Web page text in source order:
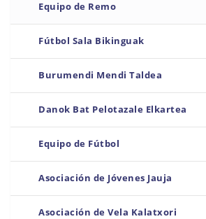
Equipo de Remo
Fútbol Sala Bikinguak
Burumendi Mendi Taldea
Danok Bat Pelotazale Elkartea
Equipo de Fútbol
Asociación de Jóvenes Jauja
Asociación de Vela Kalatxori